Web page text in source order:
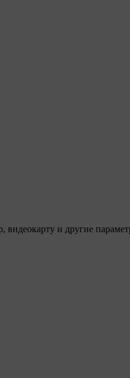
видеокарту и другие